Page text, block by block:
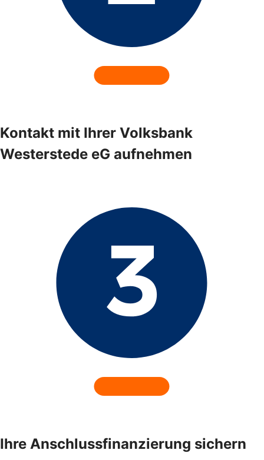
Kontakt mit Ihrer Volksbank
Westerstede eG aufnehmen
Ihre Anschlussfinanzierung sichern